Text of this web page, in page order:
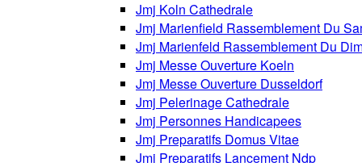
Jmj Koln Cathedrale
Jmj Marienfield Rassemblement Du
Jmj Marienfeld Rassemblement Du
Jmj Messe Ouverture Koeln
Jmj Messe Ouverture Dusseldorf
Jmj Pelerinage Cathedrale
Jmj Personnes Handicapees
Jmj Preparatifs Domus Vitae
Jmj Preparatifs Lancement Ndp